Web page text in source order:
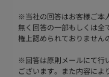
※当社の回答はお客様ご本
無く回答の一部もしくは全
権上認められておりません
※回答は原則メールにて行
ございます。また内容によ